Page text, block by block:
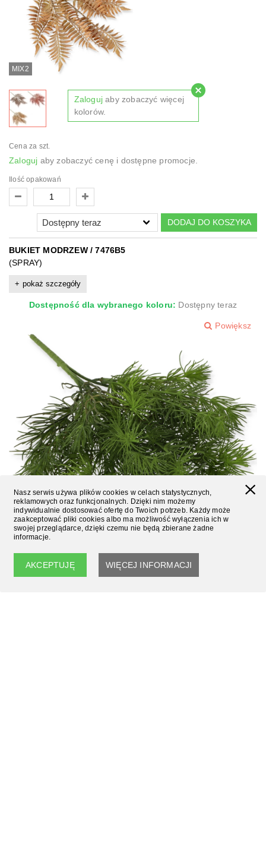
MIX2
Zalogujaby zobaczyć więcej
kolorów.
Cena za szt.
Zaloguj aby zobaczyć cenę i dostępne promocje.
Ilość opakowań
DODAJ DO KOSZYKA
BUKIET MODRZEW / 7476B5
(SPRAY)
pokaż szczegóły
Dostępność dla wybranego koloru: Dostępny teraz
DK.GREEN
Powiększ
Nasz serwis używa plików cookies w celach statystycznych,
reklamowych oraz funkcjonalnych. Dzięki nim możemy
indywidualnie dostosować ofertę do Twoich potrzeb. Każdy może
zaakceptować pliki cookies albo ma możliwość wyłączenia ich w
swojej przeglądarce, dzięki czemu nie będą zbierane żadne
informacje.
AKCEPTUJĘ WIĘCEJ INFORMACJI